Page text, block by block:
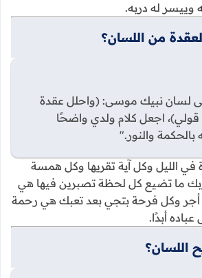
وييسر له دربه.
من اللسان؟
لسان نبيك موسى: (واحلل عقدة
اجعل كلام ولدي واضحًا
بالحكمة والنور."
في الليل وكل آية تقريها وكل همسة
ربك ما تضيع كل لحظة تصبرين فيها هي
وكل فرحة بتجي بعد تعبك هي رحمة
أبدًا.
اللسان؟